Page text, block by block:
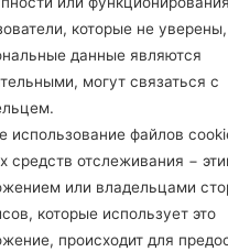
которые не
данные являются
могут связаться с
использование файлов
средств отслеживания −
или владельцами
которые использует это
происходит для